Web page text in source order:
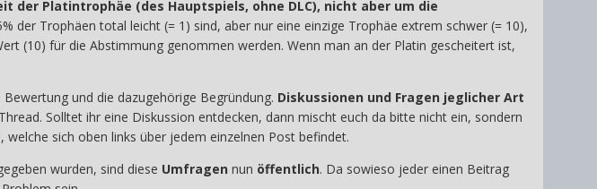
der Platintrophäe (des Hauptspiels, ohne DLC), nicht aber um die
der Trophäen total leicht (= 1) sind, aber nur eine einzige Trophäe extrem schwer (= 10),
(10) für die Abstimmung genommen werden. Wenn man an der Platin gescheitert ist,
und die dazugehörige Begründung. Diskussionen und Fragen jeglicher Art
Solltet ihr eine Diskussion entdecken, dann mischt euch da bitte nicht ein, sondern
sich oben links über jedem einzelnen Post befindet.
wurden, sind diese Umfragen nun öffentlich. Da sowieso jeder einen Beitrag